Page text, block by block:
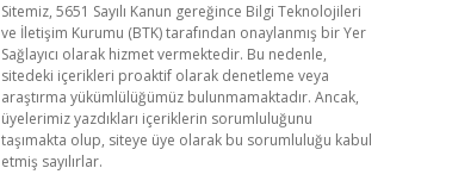
Sitemiz, 5651 Sayılı Kanun gereğince Bilgi Teknolojileri
ve İletişim Kurumu (BTK) tarafından onaylanmış bir Yer
Sağlayıcı olarak hizmet vermektedir. Bu nedenle,
sitedeki içerikleri proaktif olarak denetleme veya
araştırma yükümlülüğümüz bulunmamaktadır. Ancak,
üyelerimiz yazdıkları içeriklerin sorumluluğunu
taşımakta olup, siteye üye olarak bu sorumluluğu kabul
etmiş sayılırlar.